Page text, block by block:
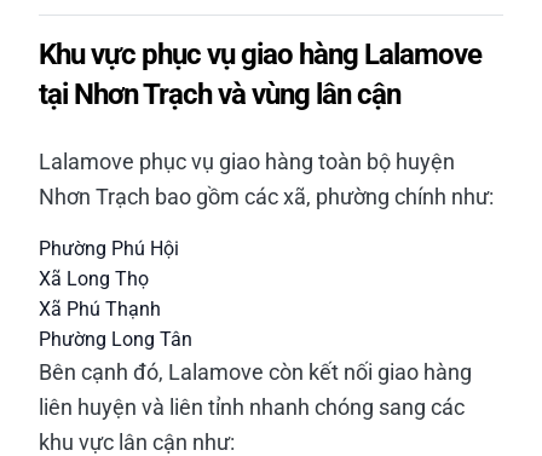
Khu vực phục vụ giao hàng Lalamove
tại Nhơn Trạch và vùng lân cận
Lalamove phục vụ giao hàng toàn bộ huyện
Nhơn Trạch bao gồm các xã, phường chính như:
Phường Phú Hội
Xã Long Thọ
Xã Phú Thạnh
Phường Long Tân
Bên cạnh đó, Lalamove còn kết nối giao hàng
liên huyện và liên tỉnh nhanh chóng sang các
khu vực lân cận như: